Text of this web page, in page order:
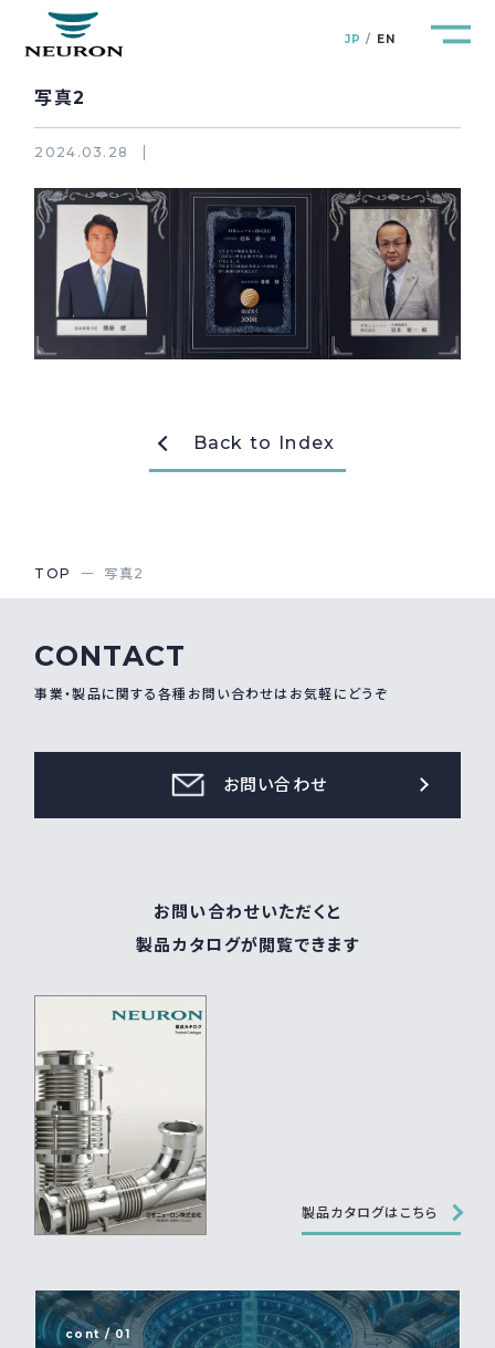
JP EN
管路防災研究所 Pipeline Resilience Lab.
企業情報 Company
製品＆サービス Products&Service
News&Topics
写真2
2024.03.28
Back to Index
TOP 写真2
CONTACT
事業・製品に関する各種お問い合わせはお気軽にどうぞ
お問い合わせ
お問い合わせいただくと
製品カタログが閲覧できます
製品カタログはこちら
cont / 01